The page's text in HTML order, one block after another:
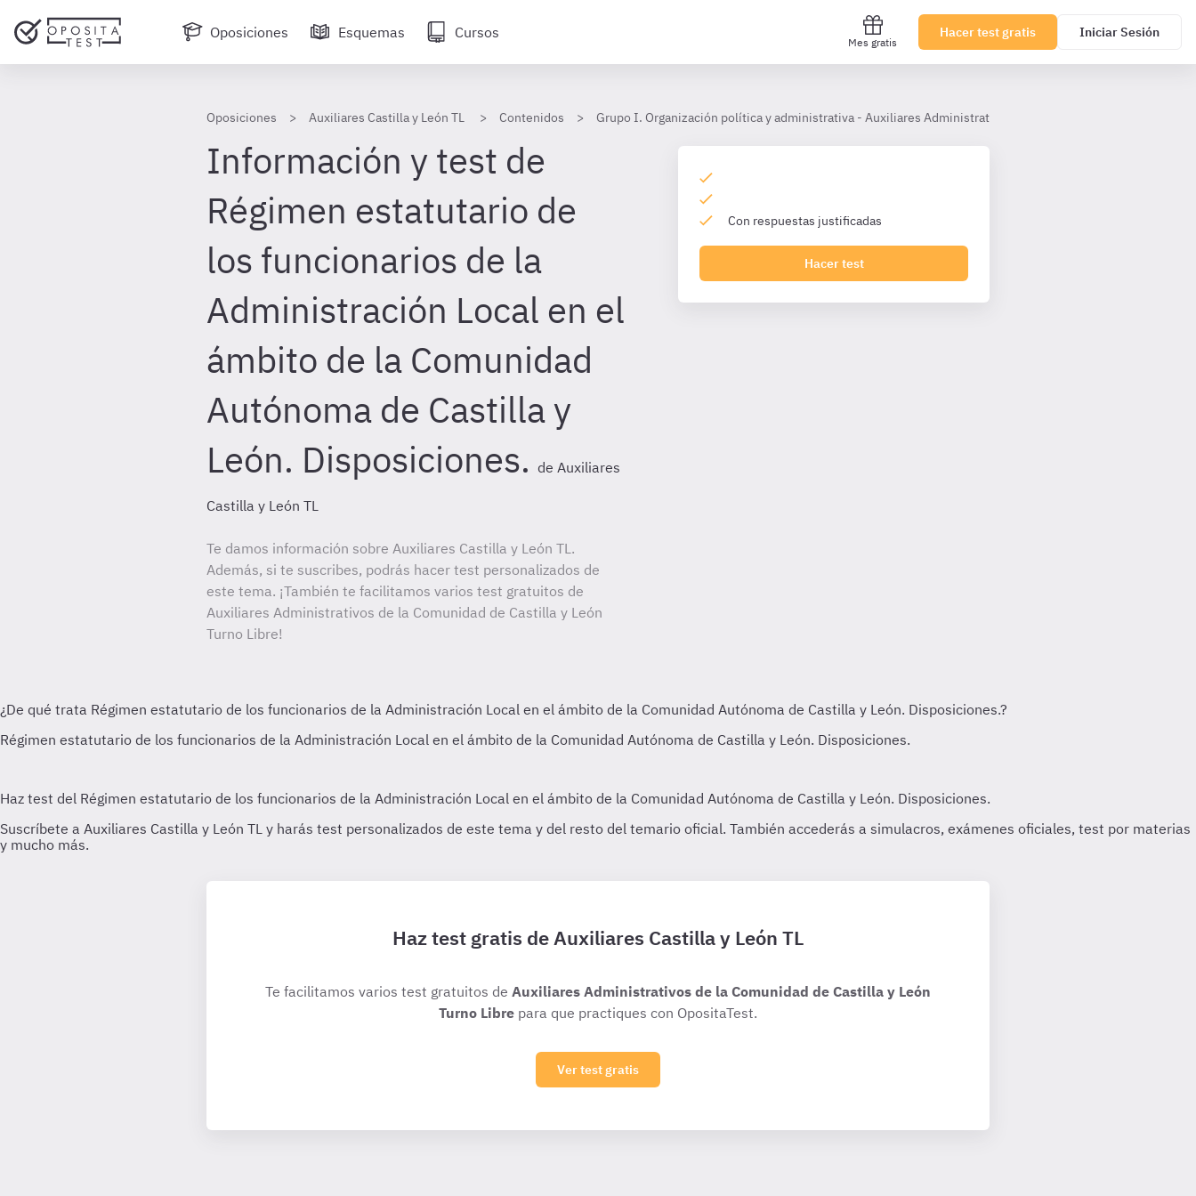
Oposiciones Esquemas Cursos
Mes gratis
Hacer test gratis Iniciar Sesión
Oposiciones Auxiliares Castilla y León TL Contenidos Grupo I. Organización política y administrativa - Auxiliares Administrativos Castilla y León
Información y test de
Régimen estatutario de
los funcionarios de la
Administración Local en el
ámbito de la Comunidad
Autónoma de Castilla y
León. Disposiciones. de Auxiliares
Castilla y León TL
Te damos información sobre Auxiliares Castilla y León TL.
Además, si te suscribes, podrás hacer test personalizados de
este tema. ¡También te facilitamos varios test gratuitos de
Auxiliares Administrativos de la Comunidad de Castilla y León
Turno Libre!
Con respuestas justificadas
Hacer test
Haz test gratis de Auxiliares Castilla y León TL
Te facilitamos varios test gratuitos de Auxiliares Administrativos de la Comunidad de Castilla y León
Turno Libre para que practiques con OpositaTest.
Ver test gratis